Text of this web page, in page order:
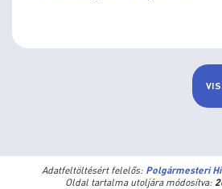
Adatfeltöltésért felelős: Polgármesteri
Oldal tartalma utoljára módosítva: